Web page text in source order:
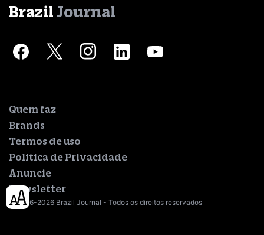
Brazil Journal
Quem faz
Brands
Termos de uso
Política de Privacidade
Anuncie
Newsletter
© 2016-2026 Brazil Journal - Todos os direitos reservados